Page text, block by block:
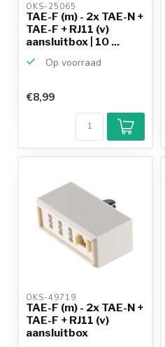
OKS-25065
TAE-F (m) - 2x TAE-N +
TAE-F + RJ11 (v)
aansluitbox | 10 ...
Op voorraad
€8,99
OKS-49719
TAE-F (m) - 2x TAE-N +
TAE-F + RJ11 (v)
aansluitbox